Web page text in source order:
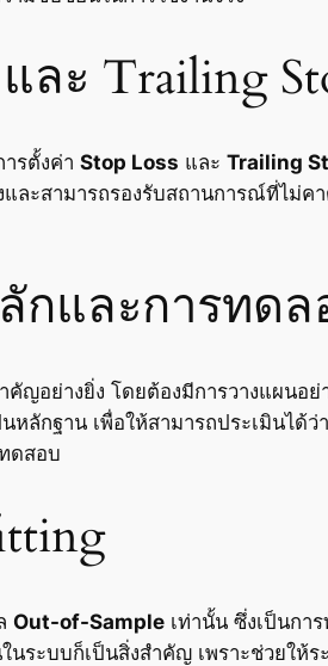
ละ Trailing
รตั้งค่า Stop Loss และ Trailing
ละสามารถรองรับสถานการณ์ที่ไม่
กและการทดล
ญอย่างยิ่ง โดยต้องมีการวางแผนอ
ลักฐาน เพื่อให้สามารถประเมินไ
ดสอบ
Out-of-Sample เท่านั้น ซึ่งเป็นกา
ระบบก็เป็นสิ่งสำคัญ เพราะช่วยให้